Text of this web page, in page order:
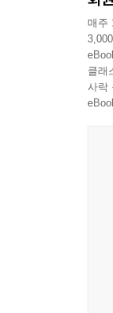
매주
클래
사락